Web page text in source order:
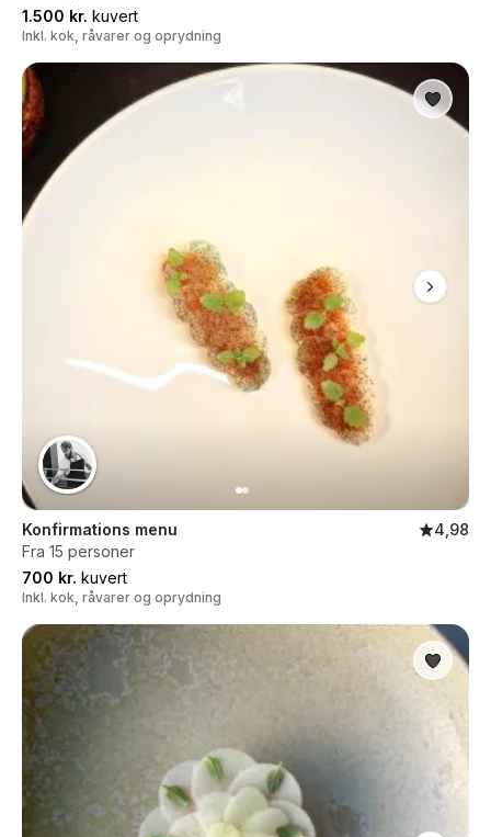
1.500 kr. kuvert
Inkl. kok, råvarer og oprydning
Konfirmations menu
4,98
Fra 15 personer
700 kr. kuvert
Inkl. kok, råvarer og oprydning